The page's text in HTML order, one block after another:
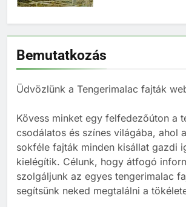
7
tartani
hogyan válassz
társat?
BLOG
Mi kell egy
BLOG
1
Tengerimalac és
Bemutatkozás
Üdvözlünk a Tengerimalac fajták
Kövess minket egy felfedezőúton a
csodálatos és színes világába, ahol
sokféle fajták minden kisállat gazdi
kielégítik. Célunk, hogy átfogó
szolgáljunk az egyes tengerimalac
segítsünk neked megtalálni a